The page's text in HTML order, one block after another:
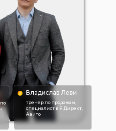
Владислав Леви
тренер по продажам,
специалист в Я.Директ,
Авито